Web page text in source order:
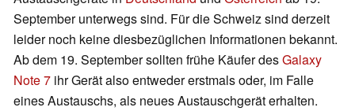
September unterwegs sind. Für die Schweiz sind derzeit
leider noch keine diesbezüglichen Informationen bekannt.
Ab dem 19. September sollten frühe Käufer desGalaxy
Note 7 ihr Gerät also entweder erstmals oder, im Falle
eines Austauschs, als neues Austauschgerät erhalten.